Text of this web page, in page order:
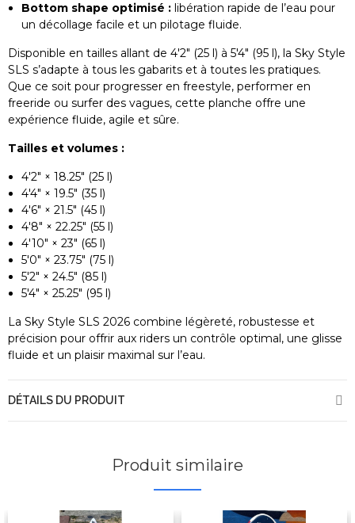
Bottom shape optimisé : libération rapide de l’eau pour
un décollage facile et un pilotage fluide.
Disponible en tailles allant de 4'2" (25 l) à 5'4" (95 l), la Sky Style
SLS s’adapte à tous les gabarits et à toutes les pratiques.
Que ce soit pour progresser en freestyle, performer en
freeride ou surfer des vagues, cette planche offre une
expérience fluide, agile et sûre.
Tailles et volumes :
4'2" × 18.25" (25 l)
4'4" × 19.5" (35 l)
4'6" × 21.5" (45 l)
4'8" × 22.25" (55 l)
4'10" × 23" (65 l)
5'0" × 23.75" (75 l)
5'2" × 24.5" (85 l)
5'4" × 25.25" (95 l)
La Sky Style SLS 2026 combine légèreté, robustesse et
précision pour offrir aux riders un contrôle optimal, une glisse
fluide et un plaisir maximal sur l’eau.
DÉTAILS DU PRODUIT
Produit similaire